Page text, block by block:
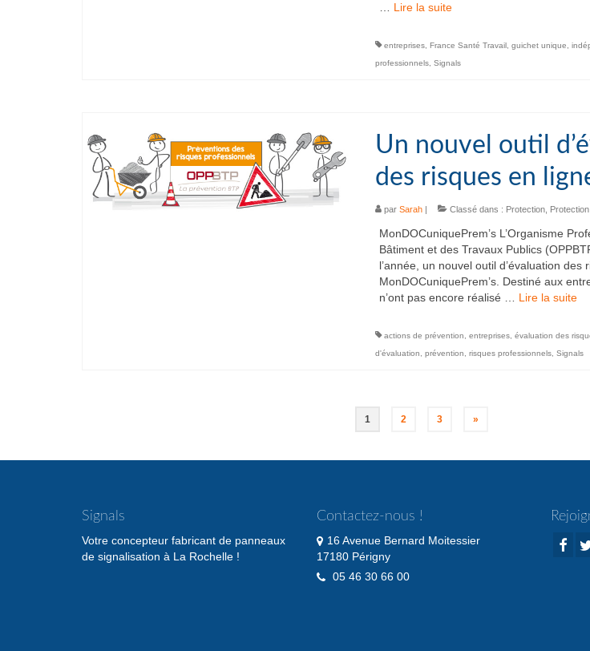
Lire la suite­­
entreprises, France Santé Travail, guichet unique
professionnels, Signals
Un nouvel outil
des risques en
par Sarah| Classé dans : Protection,
MonDOCuniquePrem’s L’Organisme
Bâtiment et des Travaux Publics
l’année, un nouvel outil d’évaluation
MonDOCuniquePrem’s. Destiné aux
n’ont pas encore réalisé … Lire la suite­­
actions de prévention entreprises, évaluation des
d'évaluation
prévention risques professionnels, Signals
1 2 3 »
Signals
Votre concepteur fabricant de panneaux
de signalisation à La Rochelle !
Contactez-nous !
16 Avenue Bernard Moitessier
17180 Périgny
05 46 30 66 00